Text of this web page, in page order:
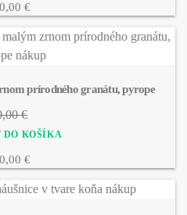
€
prírodného granátu, pyrope
€
€